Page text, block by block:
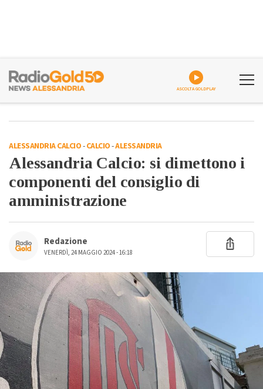
ASCOLTA GOLDPLAY
ALESSANDRIA CALCIO-CALCIO-ALESSANDRIA
Alessandria Calcio: si dimettono i
componenti del consiglio di
amministrazione
Redazione
VENERDÌ, 24 MAGGIO 2024 - 16:18